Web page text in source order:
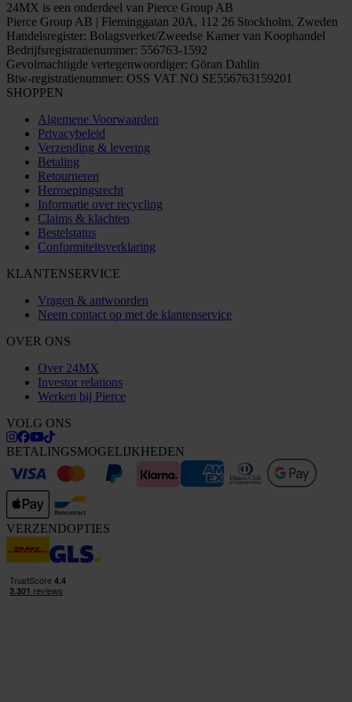
24MX is een onderdeel van Pierce Group AB
Pierce Group AB | Fleminggatan 20A, 112 26 Stockholm, Zweden
Handelsregister: Bolagsverket/Zweedse Kamer van Koophandel
Bedrijfsregistratienummer: 556763-1592
Gevolmachtigde vertegenwoordiger: Göran Dahlin
Btw-registratienummer: OSS VAT NO SE556763159201
SHOPPEN
Algemene Voorwaarden
Privacybeleid
Verzending & levering
Betaling
Retourneren
Herroepingsrecht
Informatie over recycling
Claims & klachten
Bestelstatus
Conformiteitsverklaring
KLANTENSERVICE
Vragen & antwoorden
Neem contact op met de klantenservice
OVER ONS
Over 24MX
Investor relations
Werken bij Pierce
VOLG ONS
BETALINGSMOGELIJKHEDEN
VERZENDOPTIES